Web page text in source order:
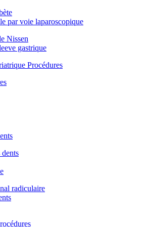
par voie laparoscopique
Nissen
gastrique
Procédures
radiculaire